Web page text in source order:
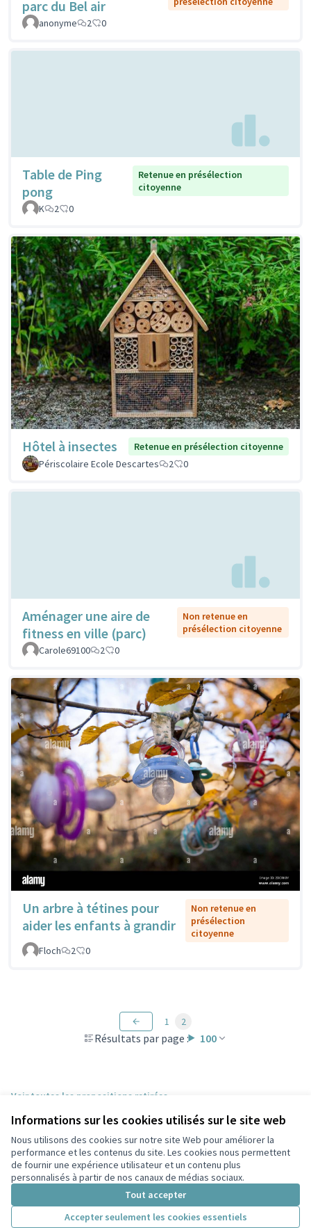
Informations sur les cookies utilisés sur le site web
Nous utilisons des cookies sur notre site Web pour améliorer la
performance et les contenus du site. Les cookies nous permettent
de fournir une expérience utilisateur et un contenu plus
personnalisés à partir de nos canaux de médias sociaux.
Tout accepter
Accepter seulement les cookies essentiels
parc du Bel air
anonyme
2 0
Table de Ping
pong
Retenue en présélection
citoyenne
K
2 0
Hôtel à insectes
Retenue en présélection citoyenne
Périscolaire Ecole Descartes
2 0
Aménager une aire de
fitness en ville (parc)
Non retenue en
présélection citoyenne
Carole69100
2 0
Un arbre à tétines pour
aider les enfants à grandir
Non retenue en
présélection
citoyenne
Floch
2 0
Résultats par page : 100
1 2
Voir toutes les propositions retirées
Conditions d'utilisation
Paramètres des cookies
Participez Villeurbanne sur X
(Lien externe)
Participez Villeurbanne sur Facebook
Participez Villeurbanne sur Instagram
Participez Villeurbanne sur YouTube
(Lien externe)